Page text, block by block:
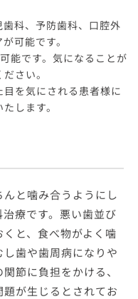
科、予防歯科、口腔外
可能です。
能です。気になることが
さい。
を気にされる患者様に
します。
と噛み合うようにし
療です。悪い歯並び
と、食べ物がよく噛
歯や歯周病になりや
節に負担をかける、
が生じるとされてお